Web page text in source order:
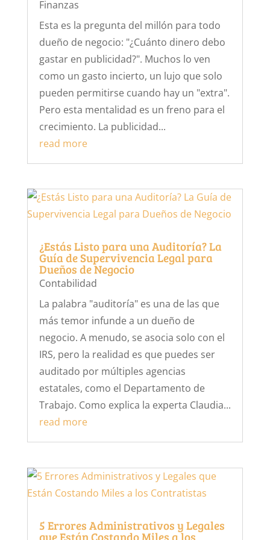
Finanzas
Esta es la pregunta del millón para todo
dueño de negocio: "¿Cuánto dinero debo
gastar en publicidad?". Muchos lo ven
como un gasto incierto, un lujo que solo
pueden permitirse cuando hay un "extra".
Pero esta mentalidad es un freno para el
crecimiento. La publicidad...
read more
¿Estás Listo para una Auditoría? La
Guía de Supervivencia Legal para
Dueños de Negocio
Contabilidad
La palabra "auditoría" es una de las que
más temor infunde a un dueño de
negocio. A menudo, se asocia solo con el
IRS, pero la realidad es que puedes ser
auditado por múltiples agencias
estatales, como el Departamento de
Trabajo. Como explica la experta Claudia...
read more
5 Errores Administrativos y Legales
que Están Costando Miles a los